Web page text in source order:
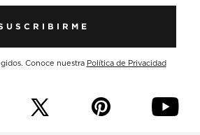
Conoce nuestra Política de Privacidad
p y